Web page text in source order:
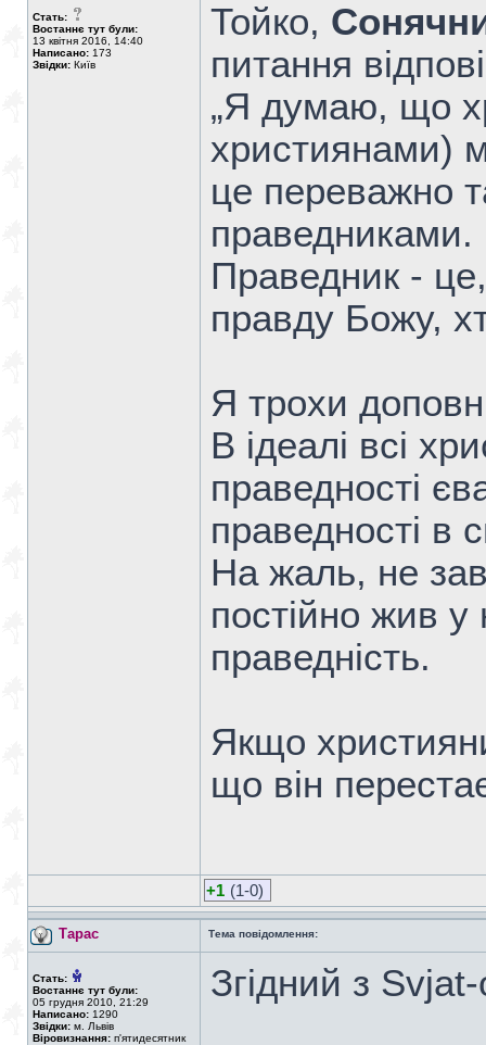
Стать:
Востаннє тут були:
13 квітня 2016, 14:40
Написано: 173
Звідки: Київ
Тойко,
питання
„Я думаю, що
християнами)
це переважно
праведниками.
Праведник -
правду Божу,
Я трохи
В ідеалі всі
праведності
праведності в
На жаль, не
постійно жив
праведність.
Якщо
що він
+1 (1-0)
Тарас Тема повідомлення:
Стать:
Востаннє тут були:
05 грудня 2010, 21:29
Написано: 1290
Звідки: м. Львів
Віровизнання: п'ятидесятник
Згідний з